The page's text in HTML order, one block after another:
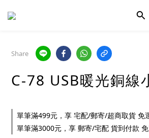
Share
C-78 USB暖光銅線
單筆滿499元，享 宅配/郵寄/超商取貨
單筆滿3000元，享 郵寄/宅配 貨到付款